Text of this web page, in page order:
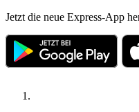
Jetzt die neue Express-App